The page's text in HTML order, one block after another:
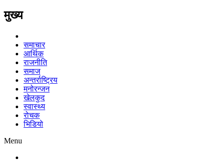
मुख्य
समाचार
आर्थिक
राजनीति
समाज
अन्तर्राष्ट्रिय
मनोरन्जन
खेलकुद
स्वास्थ्य
रोचक
भिडियो
Menu